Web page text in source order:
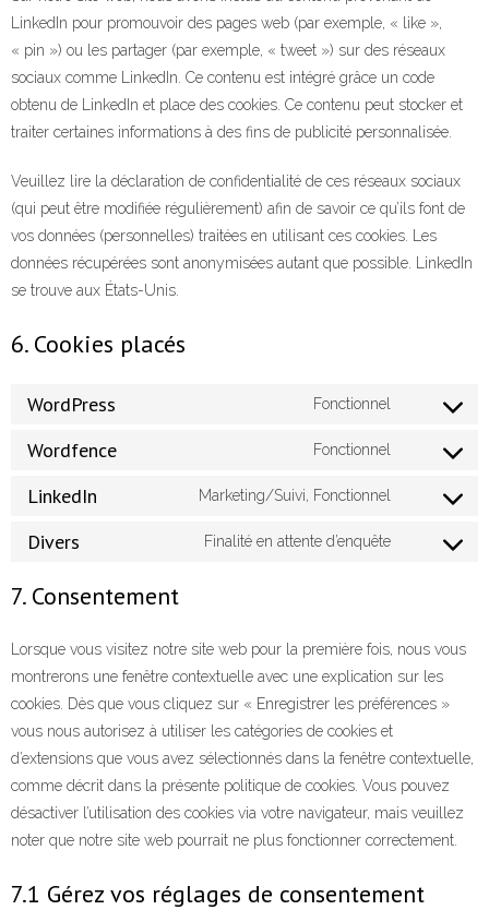
LinkedIn pour promouvoir des pages web (par exemple, « like »,
« pin ») ou les partager (par exemple, « tweet ») sur des réseaux
sociaux comme LinkedIn. Ce contenu est intégré grâce un code
obtenu de LinkedIn et place des cookies. Ce contenu peut stocker et
traiter certaines informations à des fins de publicité personnalisée.
Veuillez lire la déclaration de confidentialité de ces réseaux sociaux
(qui peut être modifiée régulièrement) afin de savoir ce qu’ils font de
vos données (personnelles) traitées en utilisant ces cookies. Les
données récupérées sont anonymisées autant que possible. LinkedIn
se trouve aux États-Unis.
6. Cookies placés
WordPress Fonctionnel
Wordfence Fonctionnel
LinkedIn Marketing/Suivi, Fonctionnel
Divers Finalité en attente d’enquête
7. Consentement
Lorsque vous visitez notre site web pour la première fois, nous vous
montrerons une fenêtre contextuelle avec une explication sur les
cookies. Dès que vous cliquez sur « Enregistrer les préférences »
vous nous autorisez à utiliser les catégories de cookies et
d’extensions que vous avez sélectionnés dans la fenêtre contextuelle,
comme décrit dans la présente politique de cookies. Vous pouvez
désactiver l’utilisation des cookies via votre navigateur, mais veuillez
noter que notre site web pourrait ne plus fonctionner correctement.
7.1 Gérez vos réglages de consentement